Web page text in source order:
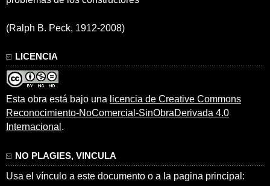
(Ralph B. Peck, 1912-2008)
LICENCIA
Esta obra está bajo una licencia de Creative Commons
Reconocimiento-NoComercial-SinObraDerivada 4.0
Internacional .
NO PLAGIES, VINCULA
Usa el vínculo a este documento o a la pagina principal: